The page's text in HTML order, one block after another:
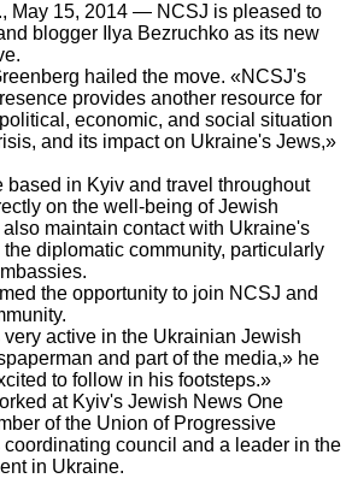
May 15, 2014 — NCSJ is pleased to
blogger Ilya Bezruchko as its new
hailed the move. «NCSJ's
provides another resource for
economic, and social situation
and its impact on Ukraine's Jews,»
based in Kyiv and travel throughout
on the well-being of Jewish
maintain contact with Ukraine's
diplomatic community, particularly
the opportunity to join NCSJ and
active in the Ukrainian Jewish
and part of the media,» he
to follow in his footsteps.»
at Kyiv's Jewish News One
of the Union of Progressive
council and a leader in the
in Ukraine.